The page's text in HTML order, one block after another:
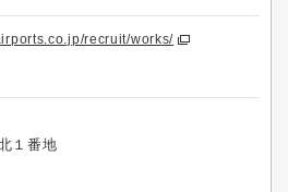
recruit/works/
１番地